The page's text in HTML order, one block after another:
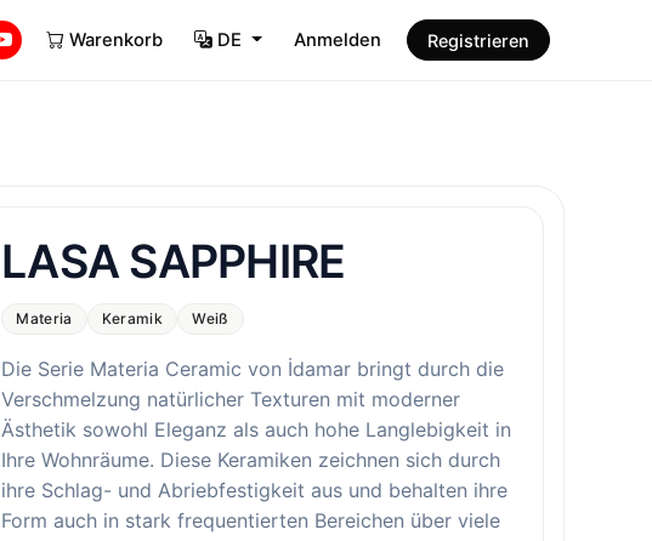
Warenkorb DE Anmelden Registrieren
LASA SAPPHIRE
Materia Keramik Weiß
Die Serie Materia Ceramic von İdamar bringt durch die
Verschmelzung natürlicher Texturen mit moderner
Ästhetik sowohl Eleganz als auch hohe Langlebigkeit in
Ihre Wohnräume. Diese Keramiken zeichnen sich durch
ihre Schlag- und Abriebfestigkeit aus und behalten ihre
Form auch in stark frequentierten Bereichen über viele